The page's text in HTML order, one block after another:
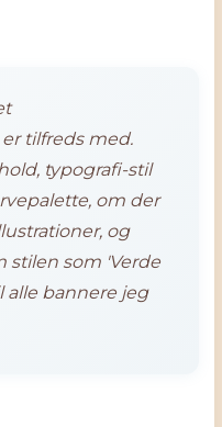
tilfreds med.
typografi-stil
om der
og
stilen som 'Verde
alle bannere jeg